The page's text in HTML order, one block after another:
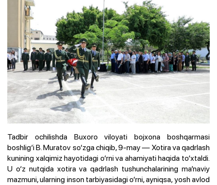
Tadbir ochilishda Buxoro viloyati bojxona boshqarmasi
boshlig‘i B. Muratov so‘zga chiqib, 9-may — Xotira va qadrlash
kunining xalqimiz hayotidagi o‘rni va ahamiyati haqida to‘xtaldi.
U o‘z nutqida xotira va qadrlash tushunchalarining ma’naviy
mazmuni, ularning inson tarbiyasidagi o‘rni, ayniqsa, yosh avlod